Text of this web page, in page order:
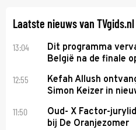
Laatste nieuws van TVgids.nl
13:04
Dit programma
België na de finale
12:55
Kefah Allush
Simon Keizer in
11:50
Oud- X Factor-
bij De Oranjezomer